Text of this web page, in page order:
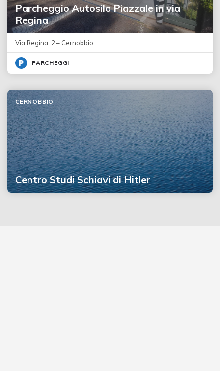
Parcheggio Autosilo Piazzale in via
Regina
Via Regina, 2 – Cernobbio
PARCHEGGI
Centro Studi Schiavi di Hitler
CERNOBBIO